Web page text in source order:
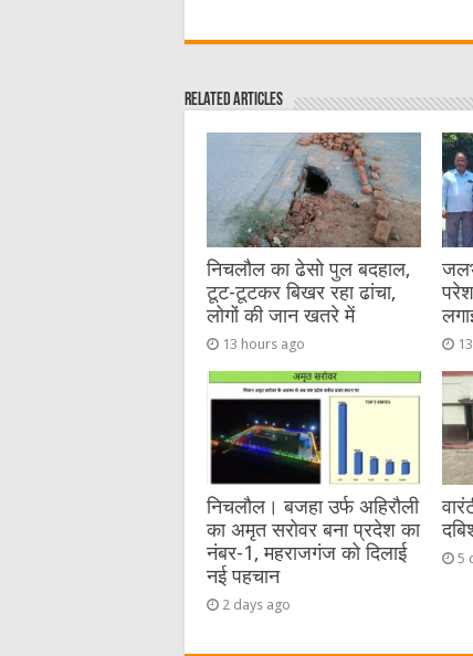
c
e
b
o
o
k
it
r
C
at
ai ss
n
g
er
Related Articles
निचलौल का ढेसो पुल बदहाल,
टूट-टूटकर बिखर रहा ढांचा,
लोगों की जान खतरे में
13 hours ago
निचलौल। बजहा उर्फ अहिरौली
का अमृत सरोवर बना प्रदेश का
नंबर-1, महराजगंज को दिलाई
नई पहचान
2 days ago
5